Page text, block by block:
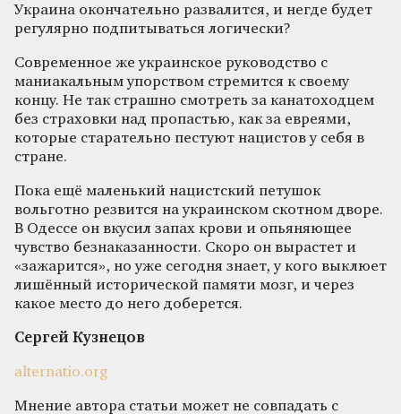
Украина окончательно развалится, и негде будет
регулярно подпитываться логически?
Современное же украинское руководство с
маниакальным упорством стремится к своему
концу. Не так страшно смотреть за канатоходцем
без страховки над пропастью, как за евреями,
которые старательно пестуют нацистов у себя в
стране.
Пока ещё маленький нацистский петушок
вольготно резвится на украинском скотном дворе.
В Одессе он вкусил запах крови и опьяняющее
чувство безнаказанности. Скоро он вырастет и
«зажарится», но уже сегодня знает, у кого выклюет
лишённый исторической памяти мозг, и через
какое место до него доберется.
Сергей Кузнецов
alternatio.org
Мнение автора статьи может не совпадать с